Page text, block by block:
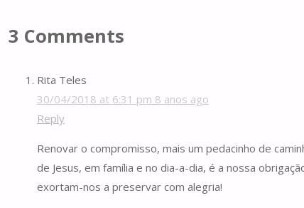
3 Comments
Rita Teles
30/04/2018 at 6:31 pm 8 anos ago
Reply
Renovar o compromisso, mais um pedacinho de
de Jesus, em família e no dia-a-dia, é a nossa
exortam-nos a preservar com alegria!